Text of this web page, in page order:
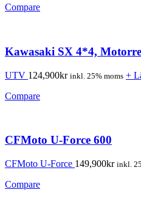
Compare
Kawasaki SX 4*4,
UTV 124,900kr inkl. 25% moms +
Compare
CFMoto U-Force 600
CFMoto U-Force 149,900kr inkl.
Compare